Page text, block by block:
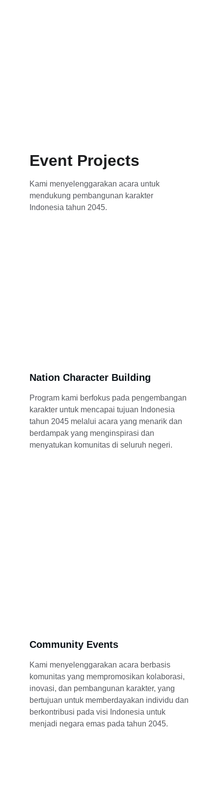
Event Projects
Kami menyelenggarakan acara untuk
mendukung pembangunan karakter
Indonesia tahun 2045.
Nation Character Building
Program kami berfokus pada pengembangan
karakter untuk mencapai tujuan Indonesia
tahun 2045 melalui acara yang menarik dan
berdampak yang menginspirasi dan
menyatukan komunitas di seluruh negeri.
Community Events
Kami menyelenggarakan acara berbasis
komunitas yang mempromosikan kolaborasi,
inovasi, dan pembangunan karakter, yang
bertujuan untuk memberdayakan individu dan
berkontribusi pada visi Indonesia untuk
menjadi negara emas pada tahun 2045.